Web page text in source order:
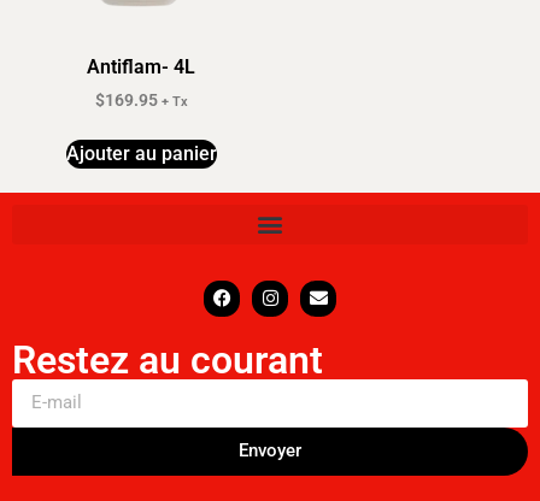
Antiflam- 4L
$169.95 + Tx
Ajouter au panier
Restez au courant
Envoyer